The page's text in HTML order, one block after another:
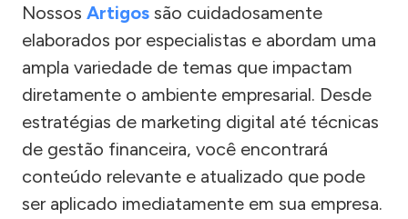
Nossos Artigos são cuidadosamente
elaborados por especialistas e abordam uma
ampla variedade de temas que impactam
diretamente o ambiente empresarial. Desde
estratégias de marketing digital até técnicas
de gestão financeira, você encontrará
conteúdo relevante e atualizado que pode
ser aplicado imediatamente em sua empresa.